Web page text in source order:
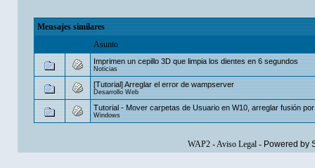
Mensajes similares
Asunto
Imprimen un cepillo 3D que limpia los dientes en 6 segundos
Noticias
[Tutorial] Arreglar el error de wampserver
Desarrollo Web
Tutorial - Mover carpetas de Usuario en W10, arreglar fusión
Windows
WAP2-Aviso Legal- Powered by